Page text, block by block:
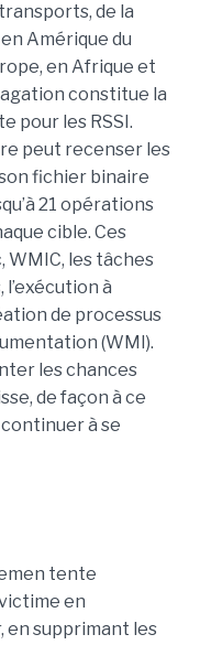
de la
Amérique du
en Afrique et
constitue la
pour les RSSI.
peut recenser les
fichier binaire
21 opérations
cible. Ces
WMIC, les tâches
à
de processus
(WMI).
les chances
de façon à ce
à se
tente
en
supprimant les